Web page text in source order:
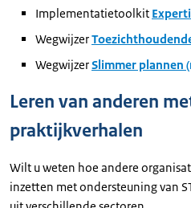
Implementatietoolkit
Wegwijzer
WegwijzerSlimmer plannen
Leren van anderen
praktijkverhalen
Wilt u weten hoe andere
inzetten met ondersteuning van